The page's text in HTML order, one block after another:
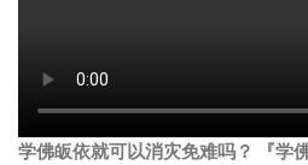
学佛皈依就可以消灾免难吗？ 『学